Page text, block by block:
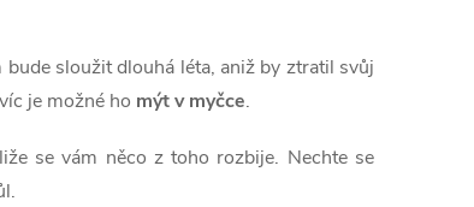
sloužit dlouhá léta, aniž by ztratil svůj
je možné ho mýt v myčce.
se vám něco z toho rozbije. Nechte se